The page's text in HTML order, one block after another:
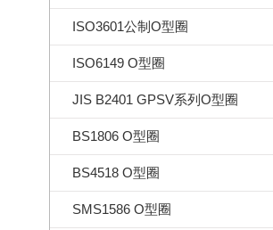
ISO3601公制O型圈
ISO6149 O型圈
JIS B2401 GPSV系列O型圈
BS1806 O型圈
BS4518 O型圈
SMS1586 O型圈